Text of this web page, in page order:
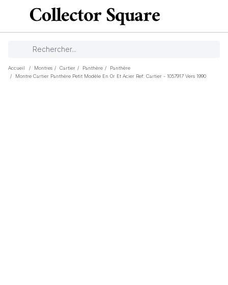
Accueil / Montres / Cartier / Panthère /
Panthère
/
Montre Cartier Panthère Petit Modèle En Or Et Acier Ref: Cartier - 1057917 Vers 1990